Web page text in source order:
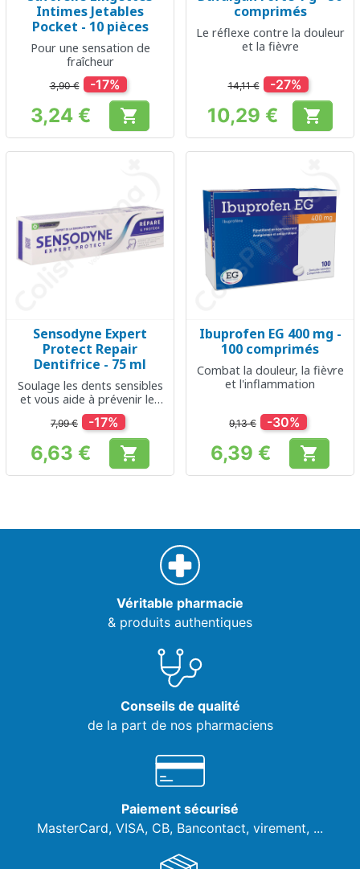
Intimes Jetables
Pocket - 10 pièces
Pour une sensation de
fraîcheur
3,90 € -17%
Prix
3,24 € 
comprimés
Le réflexe contre la douleur
et la fièvre
14,11 € -27%
Prix
10,29 € 
Sensodyne Expert
Protect Repair
Dentifrice - 75 ml
Soulage les dents sensibles
et vous aide à prévenir les
caries
7,99 € -17%
Prix
6,63 € 
Ibuprofen EG 400 mg -
100 comprimés
Combat la douleur, la fièvre
et l'inflammation
9,13 € -30%
Prix
6,39 € 
Véritable pharmacie
& produits authentiques
Conseils de qualité
de la part de nos pharmaciens
Paiement sécurisé
MasterCard, VISA, CB, Bancontact, virement, ...